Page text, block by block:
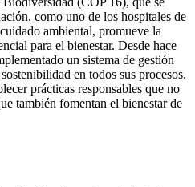
como uno de los hospitales de
ambiental, promueve la
para el bienestar. Desde hace
un sistema de gestión
en todos sus procesos.
prácticas responsables que no
también fomentan el bienestar de